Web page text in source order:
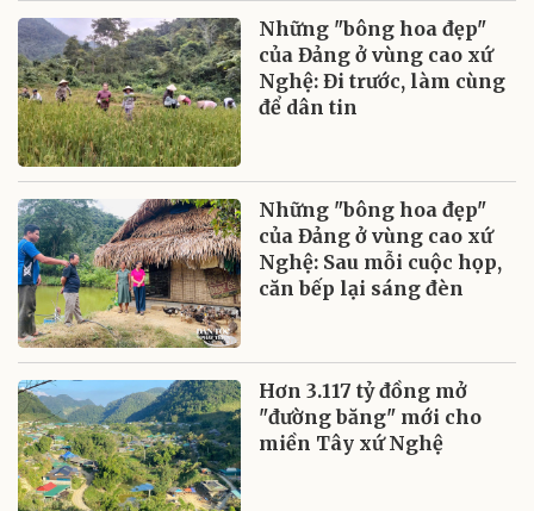
Những "bông hoa đẹp"
của Đảng ở vùng cao xứ
Nghệ: Đi trước, làm cùng
để dân tin
Những "bông hoa đẹp"
của Đảng ở vùng cao xứ
Nghệ: Sau mỗi cuộc họp,
căn bếp lại sáng đèn
Hơn 3.117 tỷ đồng mở
"đường băng" mới cho
miền Tây xứ Nghệ